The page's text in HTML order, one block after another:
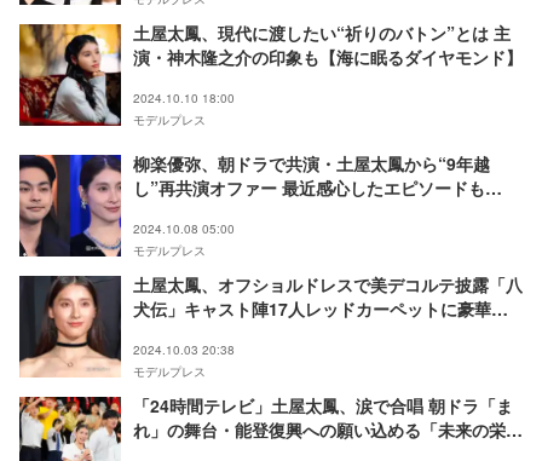
土屋太鳳、現代に渡したい“祈りのバトン”とは 主
演・神木隆之介の印象も【海に眠るダイヤモンド】
2024.10.10 18:00
モデルプレス
柳楽優弥、朝ドラで共演・土屋太鳳から“9年越
し”再共演オファー 最近感心したエピソードも
2024.10.08 05:00
モデルプレス
土屋太鳳、オフショルドレスで美デコルテ披露「八
犬伝」キャスト陣17人レッドカーペットに豪華集
2024.10.03 20:38
モデルプレス
「24時間テレビ」土屋太鳳、涙で合唱 朝ドラ「ま
れ」の舞台・能登復興への願い込める「未来の栄養